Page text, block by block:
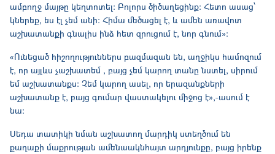
ամբողջ մայթը կեղտոտել։ Բոլորս ծիծաղեցինք։ Հետո ասաց՝
կներեք, ես էլ չեմ անի։ Հիմա մեծացել է, և ամեն առավոտ
աշխատանքի գնալիս ինձ հետ զրուցում է, նոր գնում»։
«Ունեցած հիշողություններս բազմազան են, աղջիկս համոզում
է, որ այլևս չաշխատեմ , բայց չեմ կարող տանը նստել, սիրում
եմ աշխատանքս։ Չեմ կարող ասել, որ երազանքների
աշխատանք է, բայց գումար վաստակելու միջոց է»,-ասում է
նա։
Սեդա տատիկի նման աշխատող մարդիկ ստեղծում են
քաղաքի մաքրության ամենաակնհայտ արդյունքը, բայց իրենք